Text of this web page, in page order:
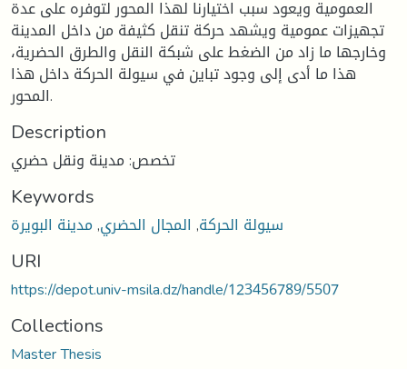
العمومية ويعود سبب اختيارنا لهذا المحور لتوفره على عدة
تجهيزات عمومية ويشهد حركة تنقل كثيفة من داخل المدينة
وخارجها ما زاد من الضغط على شبكة النقل والطرق الحضرية،
هذا ما أدى إلى وجود تباين في سيولة الحركة داخل هذا
المحور.
Description
تخصص: مدينة ونقل حضري
Keywords
سيولة الحركة, المجال الحضري,مدينة البويرة
URI
https://depot.univ-msila.dz/handle/123456789/5507
Collections
Master Thesis